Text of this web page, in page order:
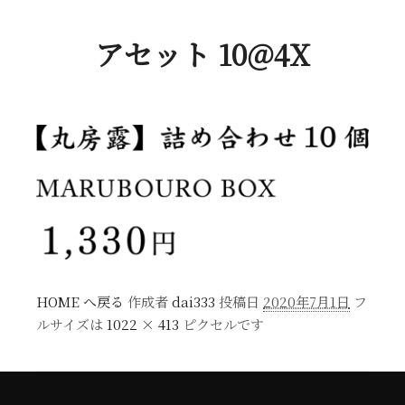
アセット 10@4X
HOME へ戻る 作成者dai333 投稿日 2020年7月1日 フ
ルサイズは1022 × 413 ピクセルです